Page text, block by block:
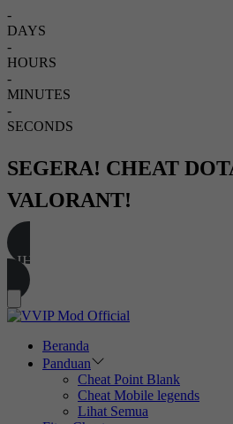
-
DAYS
-
HOURS
-
MINUTES
-
SECONDS
SEGERA! CHEAT
VALORANT!
LIHAT CHEAT TERBARU
Beranda
Panduan
Cheat Point Blank
Cheat Mobile legends
Lihat Semua